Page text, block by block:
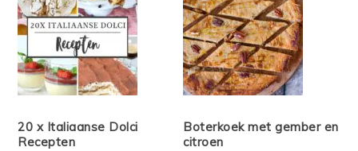
20 x Italiaanse Dolci
Recepten
Boterkoek met gember en
citroen